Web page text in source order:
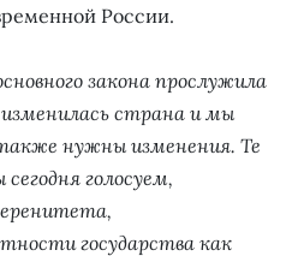
России.
закона прослужила
страна и мы
нужны изменения. Те
голосуем,
государства как